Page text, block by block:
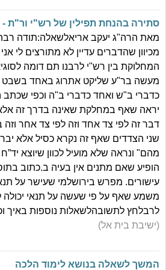
סתירה בהנחת תפילין של רש"י ור"ת
מאת הרה"ג יעקב אריאלשאלה:תודה
מכיוון שהדברים עדיין לא מתורצים לי
המחלוקת בין רש"י לרבנו תם דומה
מעשה בר"ע שליקט אתרוג באחד בשבט
כדברי ב"ש ואחד כדברי ב"ה וכפי שכתב
יראה שאף במחלקת שאינה בדרך זה
דבר זה לפי צד אחד וזה לפי צד אחר וזה
שני הצדדים שאף זה נקרא כסיל אלא
מהם" ונראה שלא מועיל לכוון שיוצא
הופיע שאם מתנים אין בעיה ב.כתוב
עישורים. מפרש בירושלמי שעישר על תנאי
משמע שאף על פי שעשה על תנאי יכולה
לרבלחץ לתשובהלשאלות נוספות באיך
(ישיבת בית אל)
המשך לשאלה בנושא לימוד הלכה